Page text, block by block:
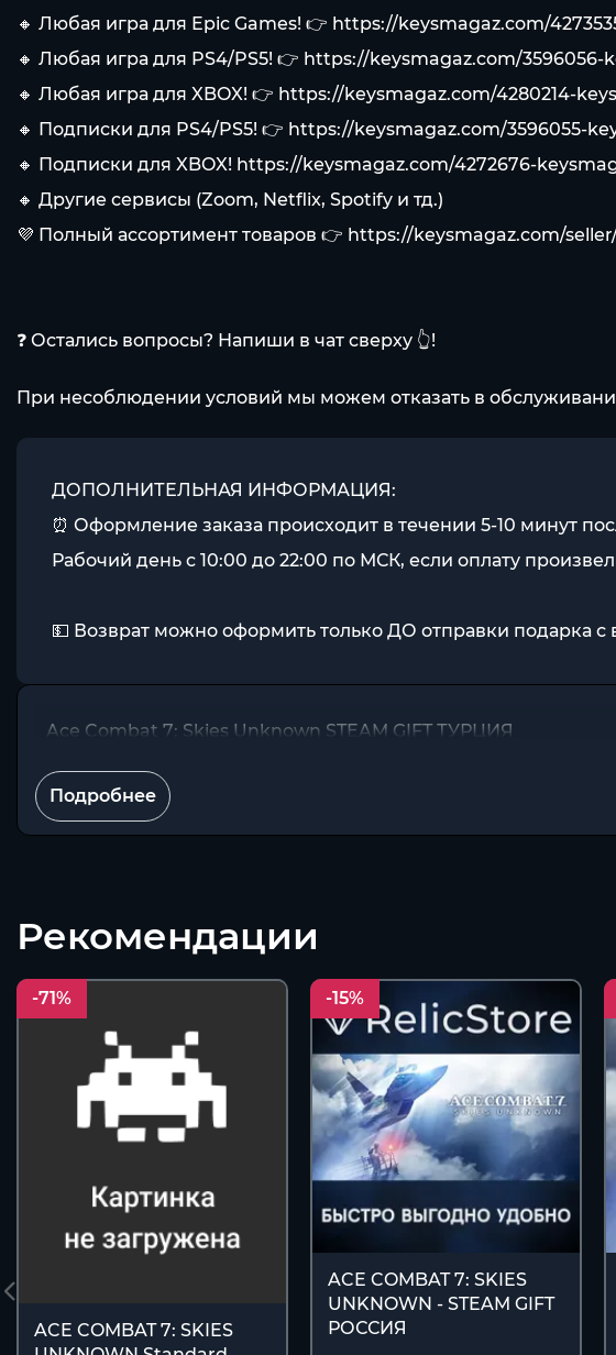
🔸 Любая игра для Epic Games! 👉 https://keysmagaz.com/
🔸 Любая игра для PS4/PS5! 👉 https://keysmagaz.com/3596056-
🔸 Любая игра для XBOX! 👉 https://keysmagaz.com/4280214-
🔸 Подписки для PS4/PS5! 👉 https://keysmagaz.com/3596055-
🔸 Подписки для XBOX! https://keysmagaz.com/4272676-
🔸 Другие сервисы (Zoom, Netflix, Spotify и тд.)
💜 Полный ассортимент товаров 👉 https://keysmagaz.com/
❓ Остались вопросы? Напиши в чат сверху 👆!
При несоблюдении условий мы можем отказать в
ДОПОЛНИТЕЛЬНАЯ ИНФОРМАЦИЯ:
⏰ Оформление заказа происходит в течении 5-10 минут
Рабочий день с 10:00 до 22:00 по МСК, если оплату
💵 Возврат можно оформить только ДО отправки подарка
Ace Combat 7: Skies Unknown STEAM GIFT ТУРЦИЯ
Подробнее
Рекомендации
-71%
ACE COMBAT 7: SKIES
-15%
ACE COMBAT 7: SKIES
UNKNOWN - STEAM GIFT
РОССИЯ